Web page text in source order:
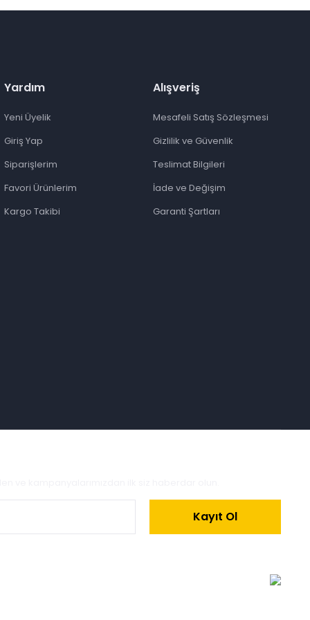
Yardım
Yeni Üyelik
Giriş Yap
Siparişlerim
Favori Ürünlerim
Kargo Takibi
Alışveriş
Mesafeli Satış Sözleşmesi
Gizlilik ve Güvenlik
Teslimat Bilgileri
İade ve Değişim
Garanti Şartları
Kayıt Ol